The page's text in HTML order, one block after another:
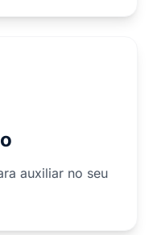
auxiliar no seu